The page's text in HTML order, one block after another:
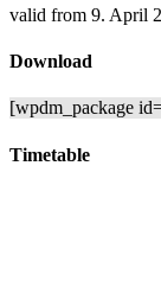
valid from 9. April
Download
[wpdm_package
Timetable